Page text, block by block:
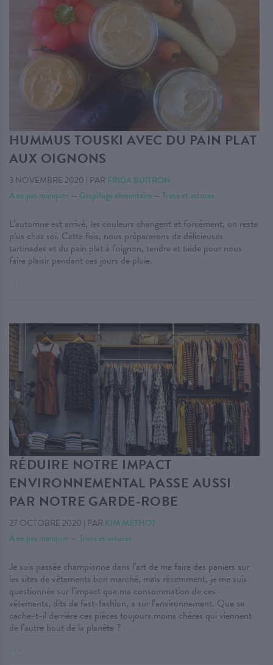
HUMMUS TOUSKI AVEC DU PAIN PLAT
AUX OIGNONS
3 NOVEMBRE 2020 | PAR FRIDA BUITRON
À ne pas manquer — Gaspillage alimentaire — Trucs et astuces
L’automne est arrivé, les couleurs changent et forcément, on reste
plus chez soi. Cette fois, nous préparerons de délicieuses
tartinades et du pain plat à l’oignon, tendre et tiède pour nous
faire plaisir pendant ces jours de pluie.
. . .
RÉDUIRE NOTRE IMPACT
ENVIRONNEMENTAL PASSE AUSSI
PAR NOTRE GARDE-ROBE
27 OCTOBRE 2020 | PAR KIM MÉTHOT
À ne pas manquer — Trucs et astuces
Je suis passée championne dans l’art de me faire des paniers sur
les sites de vêtements bon marché, mais récemment, je me suis
questionnée sur l’impact que ma consommation de ces
vêtements, dits de fast-fashion, a sur l’environnement. Que se
cache-t-il derrière ces pièces toujours moins chères qui viennent
de l’autre bout de la planète ?
. . .